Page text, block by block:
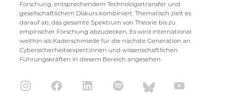
Forschung, entsprechendem Technologietransfer und
gesellschaftlichem Diskurs kombiniert. Thematisch zielt es
darauf ab, das gesamte Spektrum von Theorie bis zu
empirischer Forschung abzudecken. Es wird international
weithin als Kaderschmiede für die nächste Generation an
Cybersicherheitsexpert:innen und wissenschaftlichen
Führungskräften in diesem Bereich angesehen.